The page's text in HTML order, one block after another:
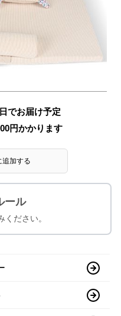
でお届け予定
円かかります
追加する
ール
ください。